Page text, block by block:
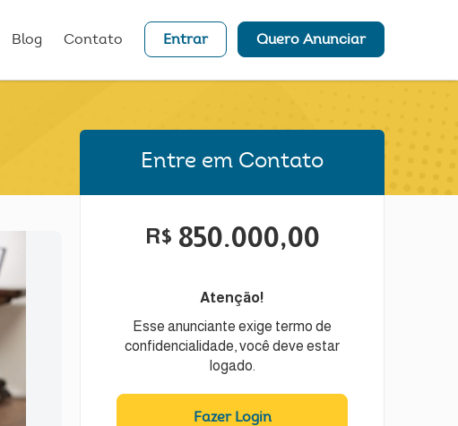
Blog Contato Entrar Quero Anunciar
Entre em Contato
R$ 850.000,00
Atenção!
Esse anunciante exige termo de
confidencialidade, você deve estar
logado.
Fazer Login